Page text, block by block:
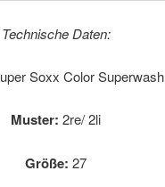
Technische Daten:
Soxx Color Superwash
Muster:2re/ 2li
Größe: 27